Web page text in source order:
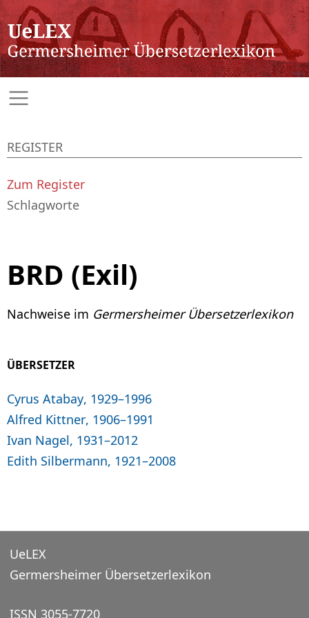
BRD (Exil)
Nachweise im Germersheimer Übersetzerlexikon
ÜBERSETZER
Cyrus Atabay, 1929–1996
Alfred Kittner, 1906–1991
Ivan Nagel, 1931–2012
Edith Silbermann, 1921–2008
REGISTER
Zum Register
Schlagworte
UeLEX
Germersheimer Übersetzerlexikon
ISSN 3055-7720